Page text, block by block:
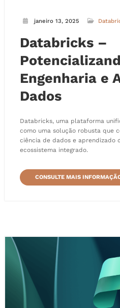
janeiro 13, 2025
Databricks –
Engenharia e
Dados
Databricks, uma plataforma
como uma solução robusta que
ciência de dados e aprendizado
ecossistema integrado.
CONSULTE MAIS